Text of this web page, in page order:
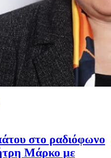
στο ραδιόφωνο
Μάρκο με